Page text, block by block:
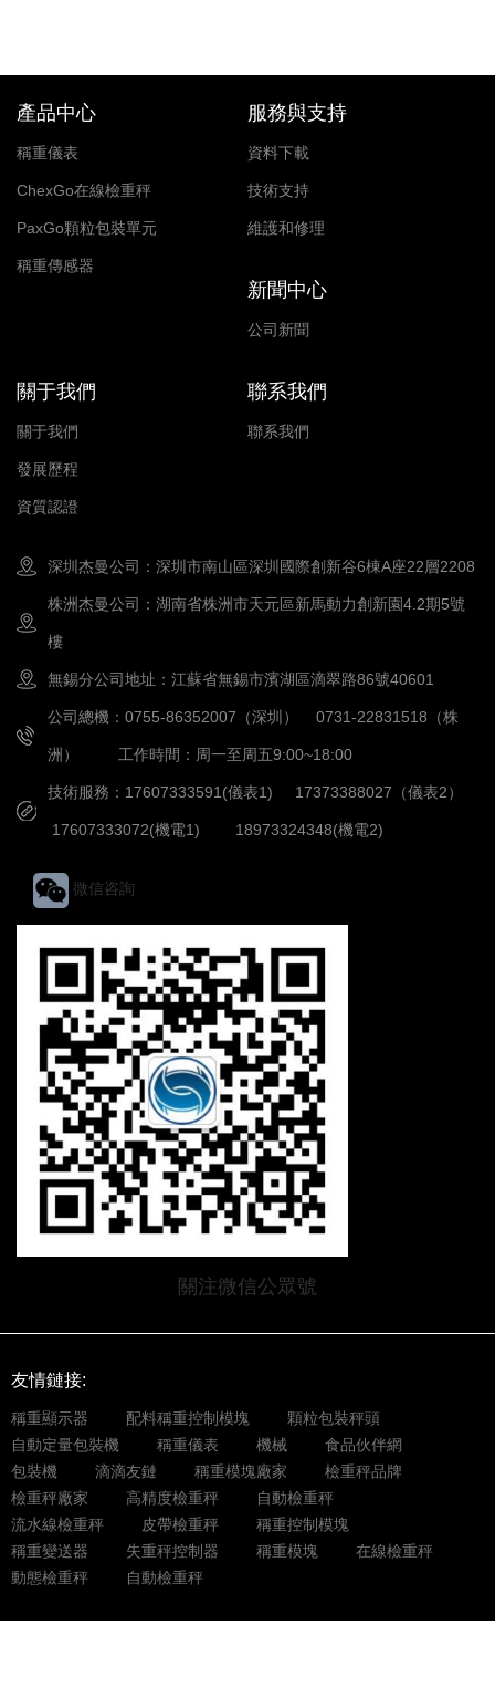
產品中心
稱重儀表
ChexGo在線檢重秤
PaxGo顆粒包裝單元
稱重傳感器
服務與支持
資料下載
技術支持
維護和修理
新聞中心
公司新聞
關于我們
關于我們
發展歷程
資質認證
聯系我們
聯系我們
深圳杰曼公司：深圳市南山區深圳國際創新谷6棟A座22層2208
株洲杰曼公司：湖南省株洲市天元區新馬動力創新園4.2期5號
樓
無錫分公司地址：江蘇省無錫市濱湖區滴翠路86號40601
公司總機：0755-86352007（深圳） 0731-22831518（株
洲） 工作時間：周一至周五9:00~18:00
技術服務：17607333591(儀表1) 17373388027（儀表2）
17607333072(機電1) 18973324348(機電2)
微信咨詢
關注微信公眾號
友情鏈接:
稱重顯示器 配料稱重控制模塊
顆粒包裝秤頭
自動定量包裝機
稱重儀表 機械
食品伙伴網
包裝機
滴滴友鏈 稱重模塊廠家
檢重秤品牌
檢重秤廠家
高精度檢重秤
自動檢重秤
流水線檢重秤
皮帶檢重秤
稱重控制模塊
稱重變送器
失重秤控制器 稱重模塊
在線檢重秤
動態檢重秤
自動檢重秤